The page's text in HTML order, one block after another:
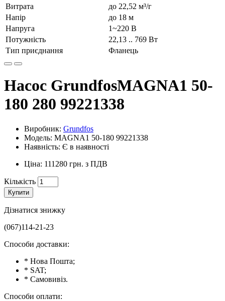
Витрата
до 22,52 м³/г
Напір
до 18 м
Напруга
1~220 В
Потужність
22,13 .. 769 Вт
Тип приєднання
Фланець
Насос GrundfosMAGNA1 50-
180 280 99221338
Виробник: Grundfos
Модель: MAGNA1 50-180 99221338
Наявність: Є в наявності
Ціна: 111280 грн. з ПДВ
Кількість
Купити
Дізнатися знижку
(067)114-21-23
Способи доставки:
* Нова Пошта;
* SAT;
* Самовивіз.
Способи оплати: